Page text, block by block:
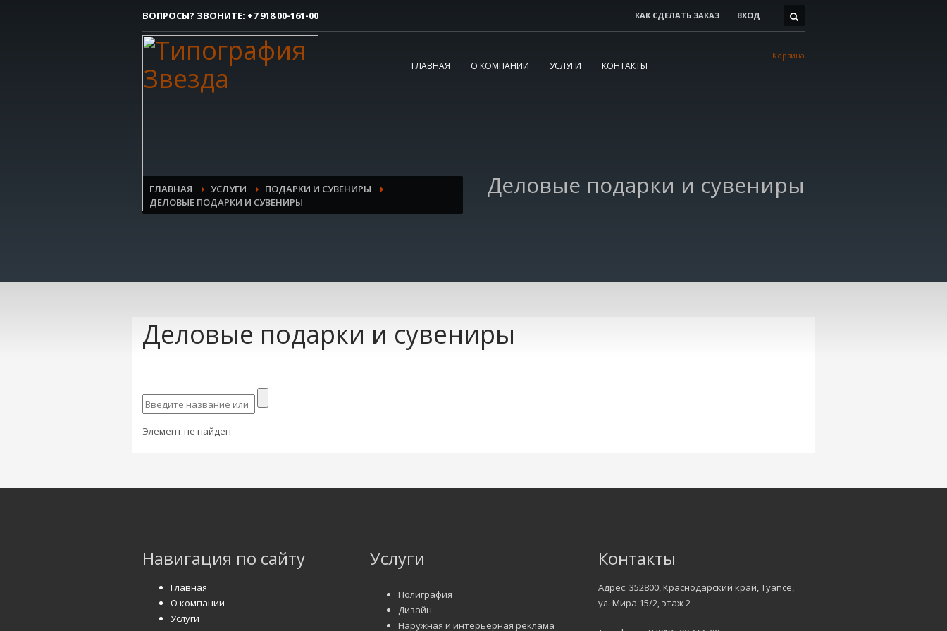
Как сделать заказ
1 Вы делаете заявку.
заказ!
РЕЖИМ РАБОТЫ
КАК СДЕЛАТЬ ЗАКАЗ ВХОД
ВОПРОСЫ? ЗВОНИТЕ: +7 918 00-161-00
ГЛАВНАЯ О КОМПАНИИ УСЛУГИ КОНТАКТЫ
Корзина
ГЛАВНАЯ УСЛУГИ
ПОДАРКИ И СУВЕНИРЫ
ДЕЛОВЫЕ ПОДАРКИ И СУВЕНИРЫ
Деловые подарки и сувениры
Деловые подарки и сувениры
Элемент не найден
Навигация по сайту
Главная
О компании
Услуги
Услуги
Полиграфия
Дизайн
Наружная и интерьерная реклама
Контакты
Адрес: 352800, Краснодарский край, Туапсе,
ул. Мира 15/2, этаж 2